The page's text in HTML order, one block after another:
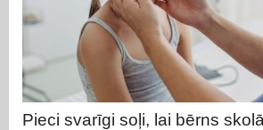
Pieci svarīgi soļi, lai bērns